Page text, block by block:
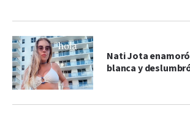
Nati Jota
blanca y